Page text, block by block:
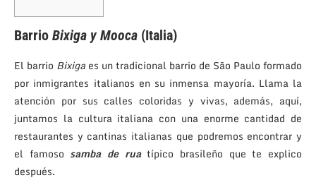
Barrio Bixiga y Mooca (Italia)
El barrio Bixiga es un tradicional barrio de São Paulo formado
por inmigrantes italianos en su inmensa mayoría. Llama la
atención por sus calles coloridas y vivas, además, aquí,
juntamos la cultura italiana con una enorme cantidad de
restaurantes y cantinas italianas que podremos encontrar y
el famoso samba de ruatípico brasileño que te explico
después.